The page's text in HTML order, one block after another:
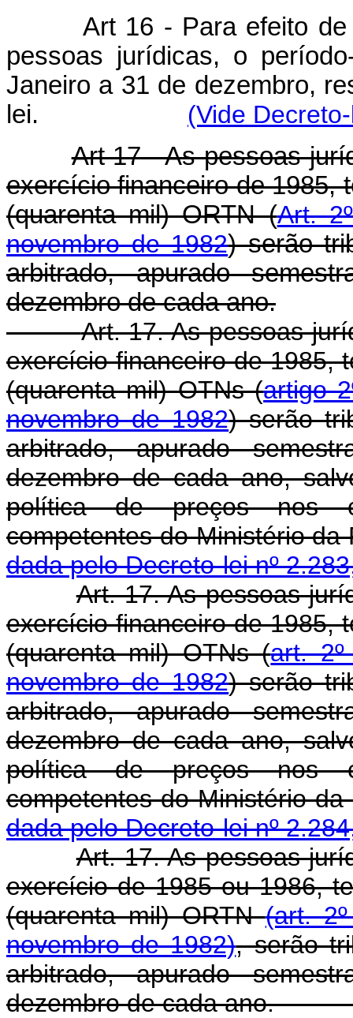
Art 16 - Para efeito
pessoas jurídicas, o
Janeiro a 31 de dezembro,
lei.
(Vide
Art 17 - As pessoas
exercício financeiro de 1985,
(quarenta mil) ORTN (Art.
novembro de 1982) serão
arbitrado, apurado
dezembro de cada ano.
Art. 17.As pessoas
exercício financeiro de 1985,
(quarenta mil) OTNs (artigo
novembro de 1982) serão
arbitrado, apurado
dezembro de cada ano,
política de preços nos
competentes do
dada pelo Decreto-lei nº
Art. 17. As pessoas
exercício financeiro de 1985,
(quarenta mil) OTNs (art.
novembro de 1982) serão
arbitrado, apurado
dezembro de cada ano,
política de preços nos
competentes do
dada pelo Decreto-lei nº
Art. 17. As pessoas
exercício de 1985 ou 1986,
(quarenta mil) ORTN(art.
novembro de 1982), serão
arbitrado, apurado
dezembro de cada